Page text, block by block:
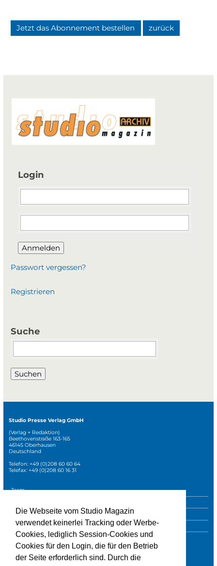
Die Webseite vom Studio Magazin
verwendet keinerlei Tracking oder Werbe-
Cookies, lediglich Session-Cookies und
Cookies für den Login, die für den Betrieb
der Seite erforderlich sind. Durch die
Jetzt das Abonnement bestellen zurück
Login
Anmelden
Passwort vergessen?
Registrieren
Suche
Suchbegriffe
Suchen
Studio Presse Verlag GmbH
(Verlag + Redaktion)
Beethovenstraße 163-165
46145 Oberhausen
Deutschland
Telefon: +49 (0)208 60 60 64
Telefax: +49 (0)208 60 16 31
Navigation
Team
Sonderpublikationen
Impressum
Datenschutz